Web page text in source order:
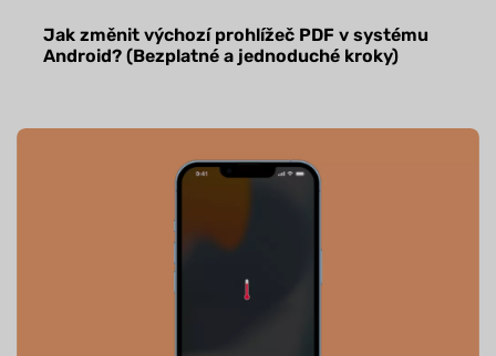
Jak změnit výchozí prohlížeč PDF v systému
Android? (Bezplatné a jednoduché kroky)